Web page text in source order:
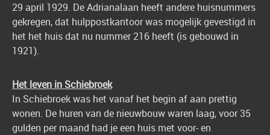
29 april 1929. De Adrianalaan heeft andere huisnummers
gekregen, dat hulppostkantoor was mogelijk gevestigd in
het het huis dat nu nummer 216 heeft (is gebouwd in
1921).
Het leven in Schiebroek
In Schiebroek was het vanaf het begin af aan prettig
wonen. De huren van de nieuwbouw waren laag, voor 35
gulden per maand had je een huis met voor- en